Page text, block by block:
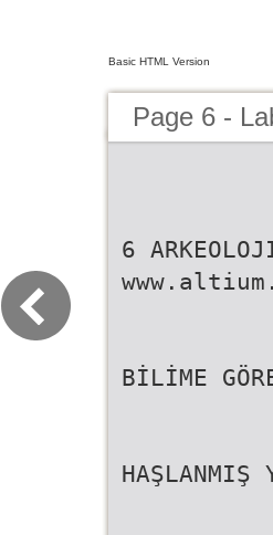
Basic HTML Version
Page 6 -
6
BİLİME
HAŞLANMIŞ